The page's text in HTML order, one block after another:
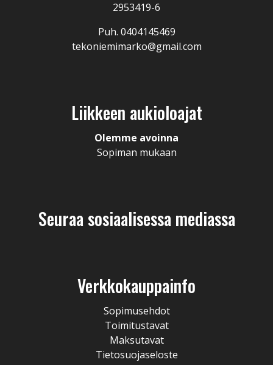
2953419-6
Puh. 0404145469
tekoniemimarko@gmail.com
Liikkeen aukioloajat
Olemme avoinna
Sopiman mukaan
Seuraa sosiaalisessa mediassa
Verkkokauppainfo
Sopimusehdot
Toimitustavat
Maksutavat
Tietosuojaseloste